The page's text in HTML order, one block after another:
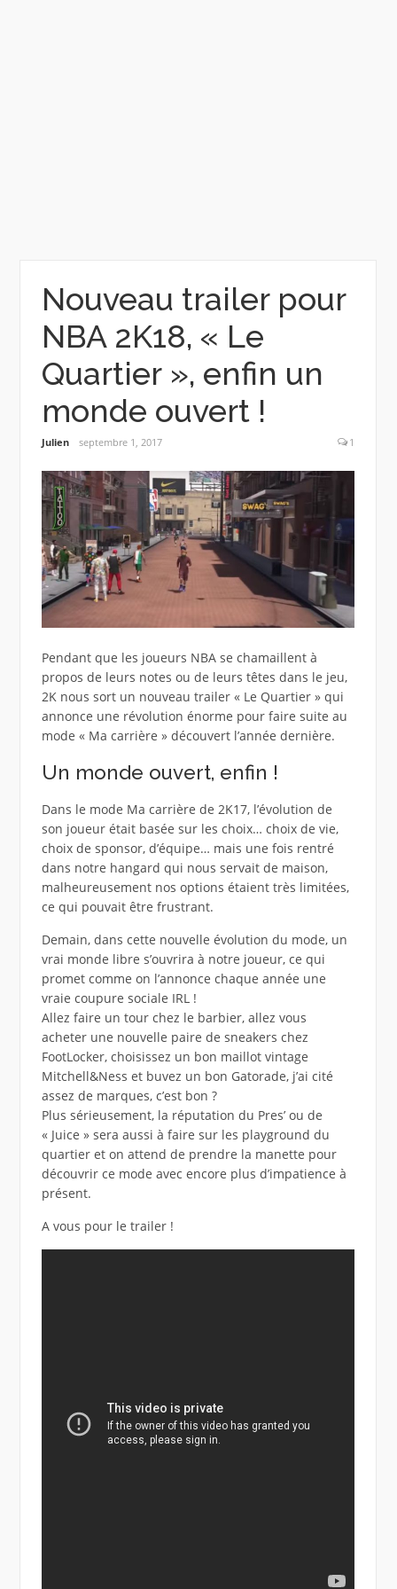
Nouveau trailer pour
NBA 2K18, « Le
Quartier », enfin un
monde ouvert !
Julien septembre 1, 2017 1
Pendant que les joueurs NBA se chamaillent à
propos de leurs notes ou de leurs têtes dans le jeu,
2K nous sort un nouveau trailer « Le Quartier » qui
annonce une révolution énorme pour faire suite au
mode « Ma carrière » découvert l’année dernière.
Un monde ouvert, enfin !
Dans le mode Ma carrière de 2K17, l’évolution de
son joueur était basée sur les choix… choix de vie,
choix de sponsor, d’équipe… mais une fois rentré
dans notre hangard qui nous servait de maison,
malheureusement nos options étaient très limitées,
ce qui pouvait être frustrant.
Demain, dans cette nouvelle évolution du mode, un
vrai monde libre s’ouvrira à notre joueur, ce qui
promet comme on l’annonce chaque année une
vraie coupure sociale IRL !
Allez faire un tour chez le barbier, allez vous
acheter une nouvelle paire de sneakers chez
FootLocker, choisissez un bon maillot vintage
Mitchell&Ness et buvez un bon Gatorade, j’ai cité
assez de marques, c’est bon ?
Plus sérieusement, la réputation du Pres’ ou de
« Juice » sera aussi à faire sur les playground du
quartier et on attend de prendre la manette pour
découvrir ce mode avec encore plus d’impatience à
présent.
A vous pour le trailer !